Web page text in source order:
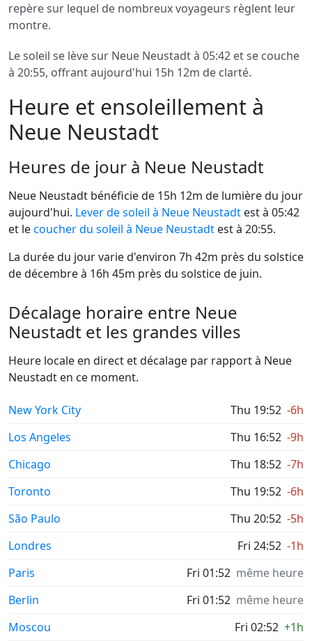
repère sur lequel de nombreux voyageurs règlent leur
montre.
Le soleil se lève sur Neue Neustadt à 05:42 et se couche
à 20:55, offrant aujourd'hui 15h 12m de clarté.
Heure et ensoleillement à
Neue Neustadt
Heures de jour à Neue Neustadt
Neue Neustadt bénéficie de 15h 12m de lumière du jour
aujourd'hui. Lever de soleil à Neue Neustadt est à 05:42
et lecoucher du soleil à Neue Neustadt est à 20:55.
La durée du jour varie d'environ 7h 42m près du solstice
de décembre à 16h 45m près du solstice de juin.
Décalage horaire entre Neue
Neustadt et les grandes villes
Heure locale en direct et décalage par rapport à Neue
Neustadt en ce moment.
New York City Thu 19:52 -6h
Los Angeles
Thu 16:52 -9h
Chicago
Thu 18:52 -7h
Toronto
Thu 19:52 -6h
São Paulo
Thu 20:52 -5h
Londres
Fri 24:52 -1h
Paris
Fri 01:52 même heure
Berlin
Fri 01:52 même heure
Moscou
Fri 02:52 +1h